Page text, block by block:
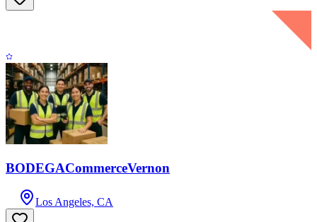
BODEGACommerceVernon
Los Angeles, CA